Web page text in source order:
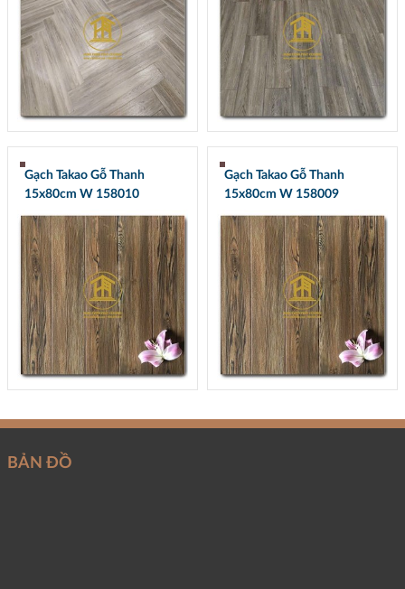
Gạch Takao Gỗ Thanh
15x80cm W 158010
Gạch Takao Gỗ Thanh
15x80cm W 158009
BẢN ĐỒ